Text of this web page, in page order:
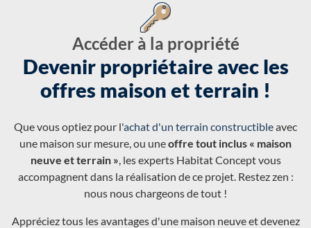
Accéder à la propriété
Devenir propriétaire avec les
offres maison et terrain !
Que vous optiez pour l'achat d'un terrain constructibleavec
une maison sur mesure, ou uneoffre tout inclus « maison
neuve et terrain », les experts Habitat Concept vous
accompagnent dans la réalisation de ce projet. Restez zen :
nous nous chargeons de tout !
Appréciez tous les avantages d'une maison neuve et devenez